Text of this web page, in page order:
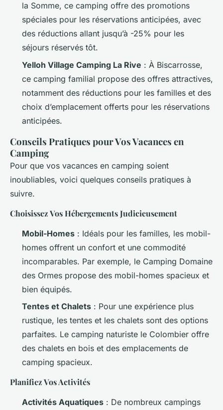
la Somme, ce camping offre des promotions
spéciales pour les réservations anticipées, avec
des réductions allant jusqu’à -25% pour les
séjours réservés tôt.
Yelloh Village Camping La Rive : À Biscarrosse,
ce camping familial propose des offres attractives,
notamment des réductions pour les familles et des
choix d’emplacement offerts pour les réservations
anticipées.
Conseils Pratiques pour Vos Vacances en
Camping
Pour que vos vacances en camping soient
inoubliables, voici quelques conseils pratiques à
suivre.
Choisissez Vos Hébergements Judicieusement
Mobil-Homes : Idéals pour les familles, les mobil-
homes offrent un confort et une commodité
incomparables. Par exemple, le Camping Domaine
des Ormes propose des mobil-homes spacieux et
bien équipés.
Tentes et Chalets : Pour une expérience plus
rustique, les tentes et les chalets sont des options
parfaites. Le camping naturiste le Colombier offre
des chalets en bois et des emplacements de
camping spacieux.
Planifiez Vos Activités
Activités Aquatiques : De nombreux campings